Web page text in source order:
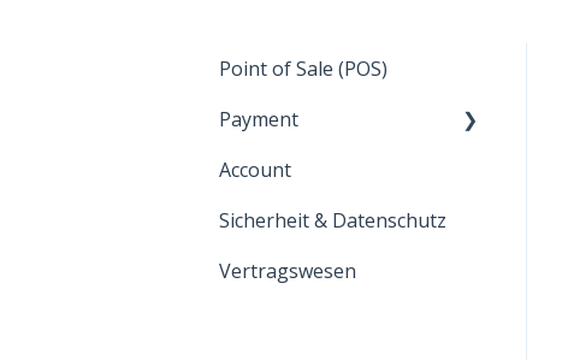
Point of Sale (POS)
Payment
Zahlungsarten
Allgemein
Account
Sicherheit & Datenschutz
Vertragswesen